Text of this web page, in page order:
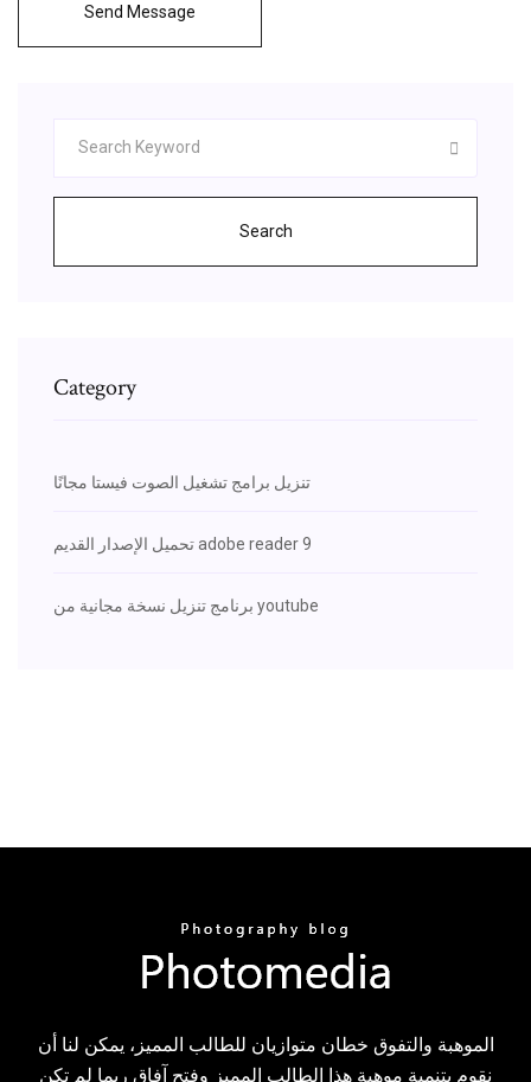
Send Message
Search
Category
تنزيل برامج تشغيل الصوت فيستا مجانًا
تحميل الإصدار القديم adobe reader 9
برنامج تنزيل نسخة مجانية من youtube
الموهبة والتفوق خطان متوازيان للطالب المميز، يمكن لنا أن
نقوم بتنمية موهبة هذا الطالب المميز وفتح آفاق ربما لم تكن